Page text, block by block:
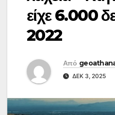
είχε 6.000
2022
Από
ΔΕΚ 3, 2025